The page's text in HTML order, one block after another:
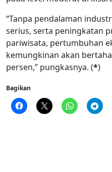
“Tanpa pendalaman
serius, serta peningkatan
pariwisata, pertumbuhan
kemungkinan akan
persen,” pungkasnya. (*)
Bagikan